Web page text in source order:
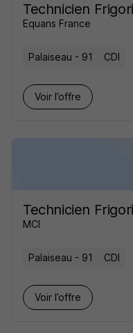
Technicien
Equans France
Palaiseau - 91 CDI
Voir l’offre
Technicien
MCI
Palaiseau - 91 CDI
Voir l’offre